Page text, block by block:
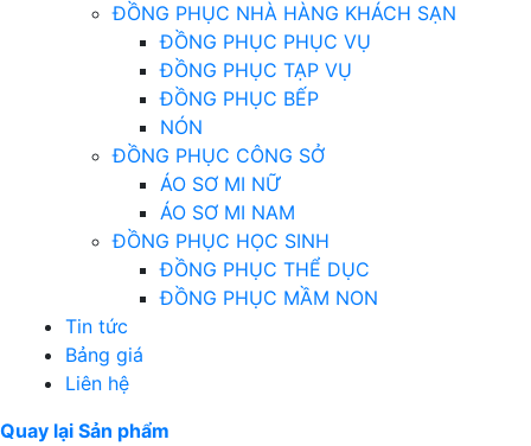
ĐỒNG PHỤC NHÀ HÀNG KHÁCH SẠN
ĐỒNG PHỤC PHỤC VỤ
ĐỒNG PHỤC TẠP VỤ
ĐỒNG PHỤC BẾP
NÓN
ĐỒNG PHỤC CÔNG SỞ
ÁO SƠ MI NỮ
ÁO SƠ MI NAM
ĐỒNG PHỤC HỌC SINH
ĐỒNG PHỤC THỂ DỤC
ĐỒNG PHỤC MẦM NON
Tin tức
Bảng giá
Liên hệ
Quay lại Sản phẩm